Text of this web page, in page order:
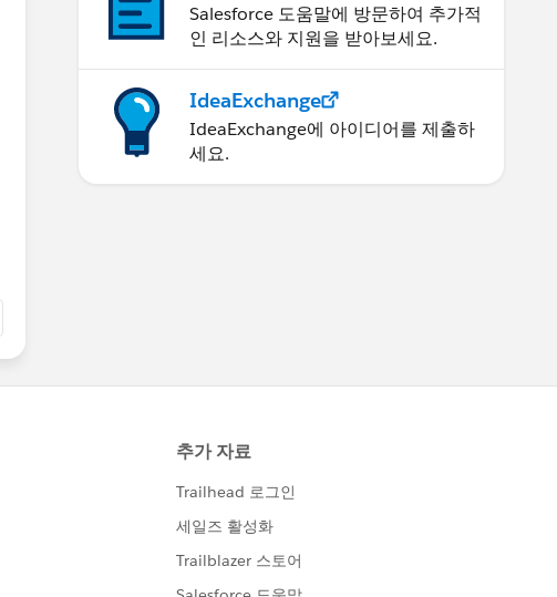
Salesforce 도움말에 방문하여 추가적
인 리소스와 지원을 받아보세요.
IdeaExchange
IdeaExchange에 아이디어를 제출하
세요.